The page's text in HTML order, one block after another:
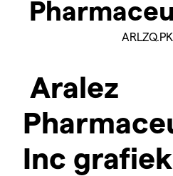
Aralez
Inc grafiek